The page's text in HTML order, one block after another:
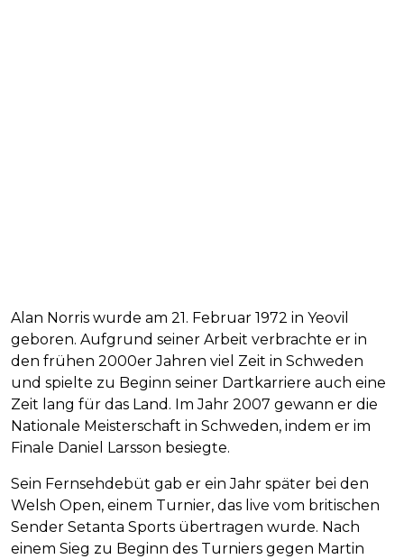
Alan Norris wurde am 21. Februar 1972 in Yeovil
geboren. Aufgrund seiner Arbeit verbrachte er in
den frühen 2000er Jahren viel Zeit in Schweden
und spielte zu Beginn seiner Dartkarriere auch eine
Zeit lang für das Land. Im Jahr 2007 gewann er die
Nationale Meisterschaft in Schweden, indem er im
Finale Daniel Larsson besiegte.
Sein Fernsehdebüt gab er ein Jahr später bei den
Welsh Open, einem Turnier, das live vom britischen
Sender Setanta Sports übertragen wurde. Nach
einem Sieg zu Beginn des Turniers gegen Martin